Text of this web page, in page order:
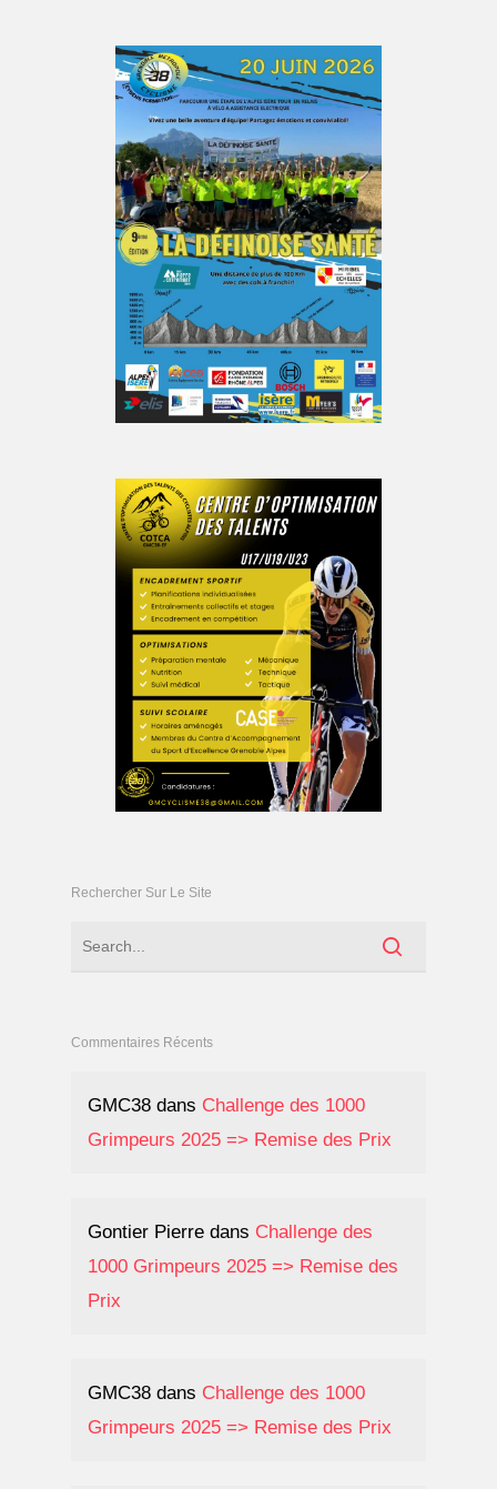
Rechercher Sur Le Site
Commentaires Récents
GMC38 dans Challenge des 1000
Grimpeurs 2025 => Remise des Prix
Gontier Pierre dans Challenge des
1000 Grimpeurs 2025 => Remise des
Prix
GMC38 dans Challenge des 1000
Grimpeurs 2025 => Remise des Prix